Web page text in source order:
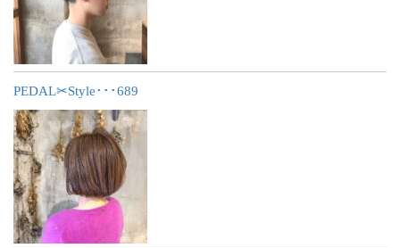
PEDAL✂︎Style･･･689